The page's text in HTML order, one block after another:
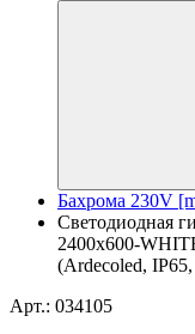
Бахрома 230V
Светодиодная
2400x600-
(Ardecoled,
Арт.: 034105